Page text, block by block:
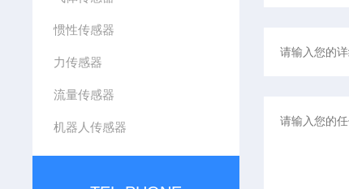
惯性传感器
力传感器
流量传感器
机器人传感器